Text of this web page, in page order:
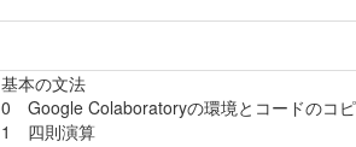
基本の文法
0 Google Colaboratoryの環境とコードのコ
1 四則演算